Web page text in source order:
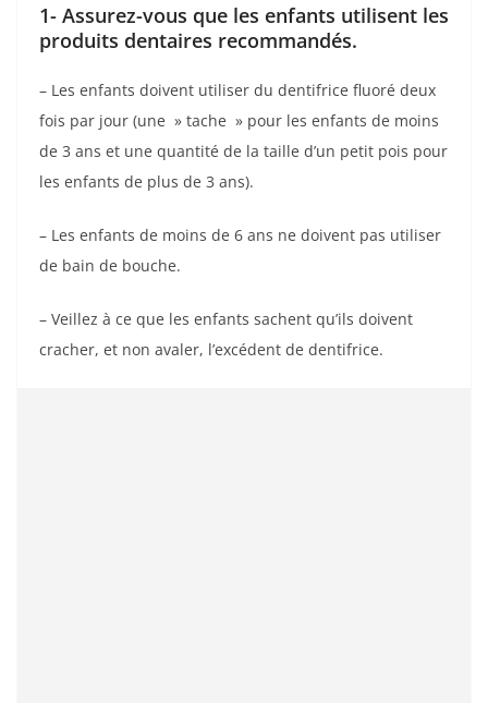
1- Assurez-vous que les enfants utilisent les
produits dentaires recommandés.
– Les enfants doivent utiliser du dentifrice fluoré deux
fois par jour (une » tache » pour les enfants de moins
de 3 ans et une quantité de la taille d’un petit pois pour
les enfants de plus de 3 ans).
– Les enfants de moins de 6 ans ne doivent pas utiliser
de bain de bouche.
– Veillez à ce que les enfants sachent qu’ils doivent
cracher, et non avaler, l’excédent de dentifrice.